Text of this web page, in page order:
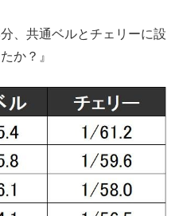
、共通ベルとチェリーに設
か？』